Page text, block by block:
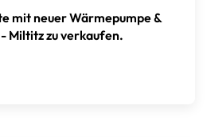
mit neuer Wärmepumpe &
Miltitz zu verkaufen.